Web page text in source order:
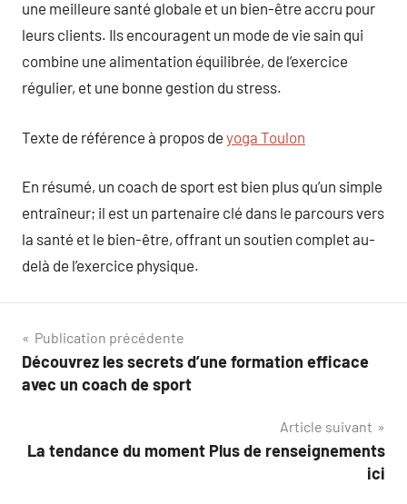
une meilleure santé globale et un bien-être accru pour
leurs clients. Ils encouragent un mode de vie sain qui
combine une alimentation équilibrée, de l’exercice
régulier, et une bonne gestion du stress.
Texte de référence à propos de yoga Toulon
En résumé, un coach de sport est bien plus qu’un simple
entraîneur; il est un partenaire clé dans le parcours vers
la santé et le bien-être, offrant un soutien complet au-
delà de l’exercice physique.
Navigation
de
Publication précédente
Découvrez les secrets d’une formation efficace
avec un coach de sport
Article suivant
La tendance du moment Plus de renseignements
ici